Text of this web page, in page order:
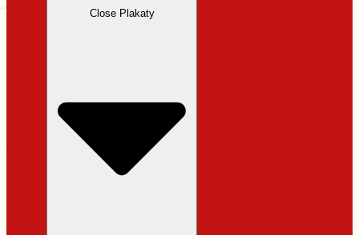
Close Plakaty